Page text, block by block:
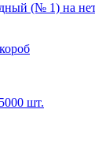
(№ 1) на
шт.